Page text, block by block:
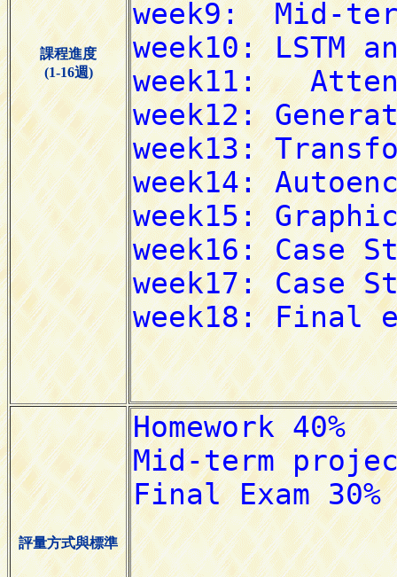
課程進度
(1-16週)
評量方式與標準